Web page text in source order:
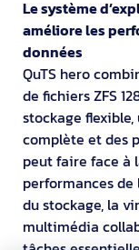
Le système
améliore les
données
QuTS hero
de fichiers ZFS
stockage
complète et des
peut faire face à
performances
du stockage, la
multimédia